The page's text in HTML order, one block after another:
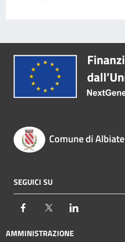
Comune di Albiate
SEGUICI SU
Facebook Twitter
AMMINISTRAZIONE